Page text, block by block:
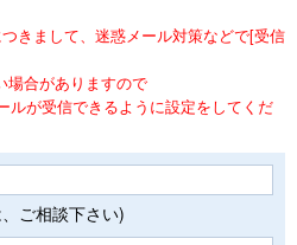
きまして、迷惑メール対策などで[受信
合がありますので
ルが受信できるように設定をしてくだ
ご相談下さい)